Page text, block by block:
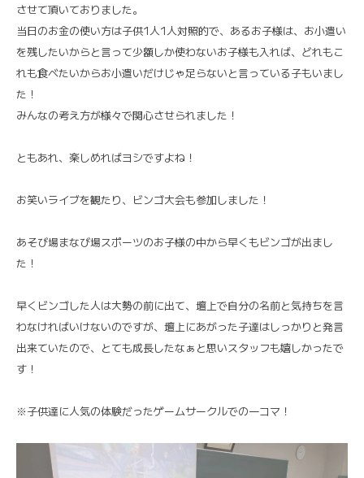
させて頂いておりました。
当日のお金の使い方は子供1人1人対照的で、あるお子様は、お小遣い
を残したいからと言って少額しか使わないお子様も入れば、どれもこ
れも食べたいからお小遣いだけじゃ足らないと言っている子もいまし
た！
みんなの考え方が様々で関心させられました！
ともあれ、楽しめればヨシですよね！
お笑いライブを観たり、ビンゴ大会も参加しました！
あそび場まなび場スポーツのお子様の中から早くもビンゴが出まし
た！
早くビンゴした人は大勢の前に出て、壇上で自分の名前と気持ちを言
わなければいけないのですが、壇上にあがった子達はしっかりと発言
出来ていたので、とても成長したなぁと思いスタッフも嬉しかったで
す！
※子供達に人気の体験だったゲームサークルでの一コマ！